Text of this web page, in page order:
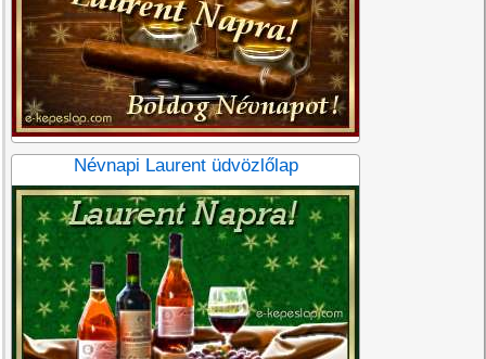
Névnapi Laurent üdvözlőlap